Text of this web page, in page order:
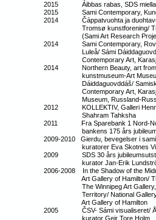
2015 Áibbas rabas, SDS
2015 Sami Contemporary,
2014 Čáppatvuohta ja
Tromsø kunstforening/
(Sami Art Research Project),
2014 Sami Contemporary,
Luleå/ Sámi Dáiddaguovddáš/
Contemporary Art,
2014 Northern Beauty, art from
kunstmuseum-Art Museum,
Dáiddaguovddáš/ Samisk
Contemporary Art, Karasjok,
Museum, Russland-
2012 KOLLEKTIV, Galleri Henrik
Shahram Tahksha
2011 Fra Sparebank 1 Nord-
bankens 175 års jubileum,
2009-2010 Gierdu, bevegelser i
kuratorer Eva Skotnes
2009 SDS 30 års
kurator Jan-Erik
2006-2008 In the Shadow of the
Art Gallery of Hamilton/ The
The Winnipeg Art
Territory/ National Gallery of
Art Gallery of Hamilton
2005 ČSV- Sámi visualiseret/ Å
kurator Geir Tore Holm